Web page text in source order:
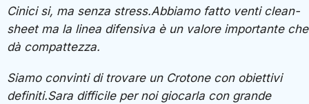
Cinici si, ma senza stress.Abbiamo fatto venti clean-
sheet ma la linea difensiva è un valore importante che
dà compattezza.
Siamo convinti di trovare un Crotone con obiettivi
definiti.Sara difficile per noi giocarla con grande